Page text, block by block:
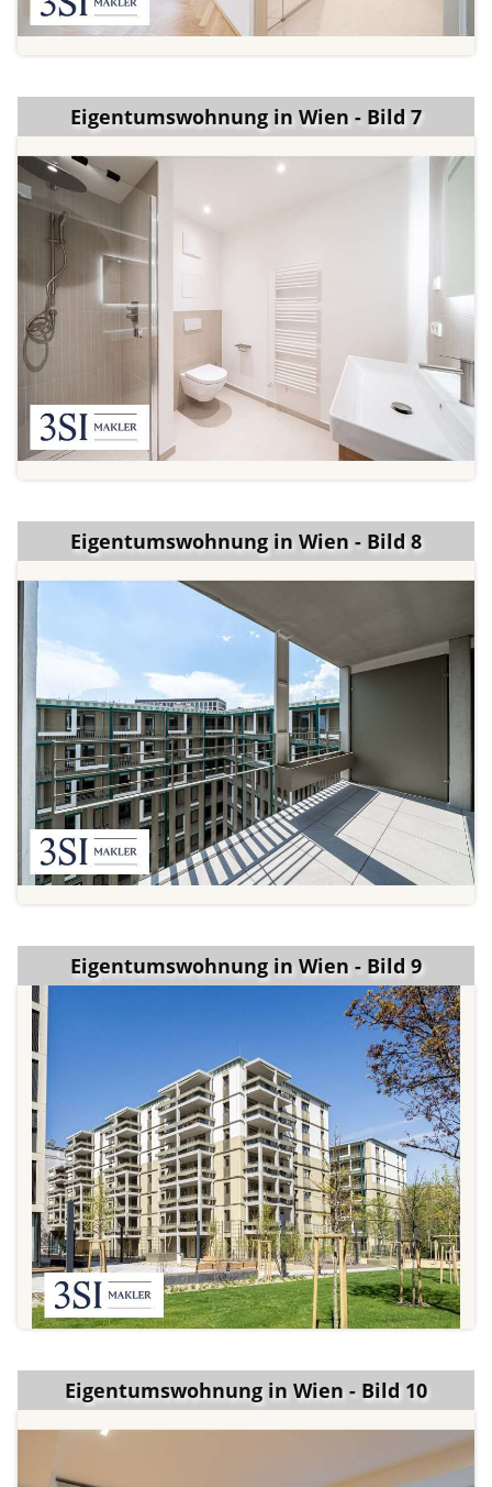
Eigentumswohnung in Wien - Bild 7
Eigentumswohnung in Wien - Bild 8
Eigentumswohnung in Wien - Bild 9
Eigentumswohnung in Wien - Bild 10